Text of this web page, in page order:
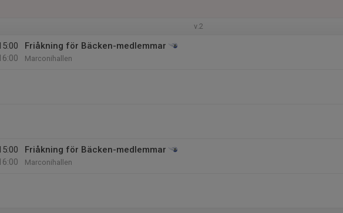
v.2
Friåkning för Bäcken-medlemmar
Marconihallen
Friåkning för Bäcken-medlemmar
Marconihallen